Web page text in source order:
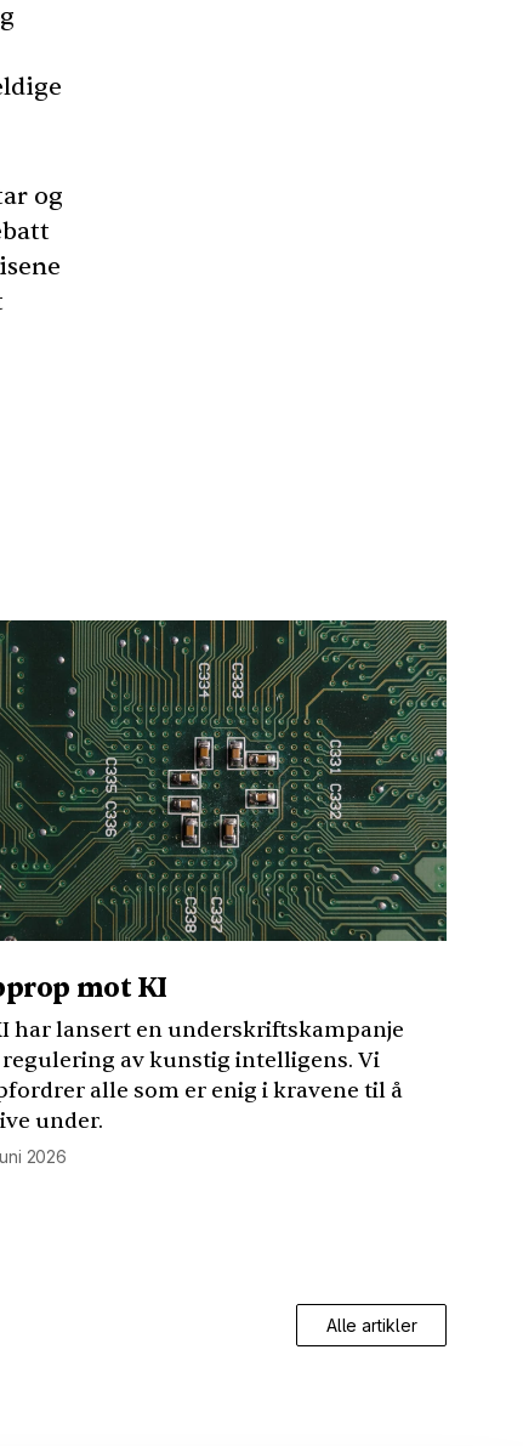
og
mot KI
har lansert en underskriftskampanje
av kunstig intelligens. Vi
alle som er enig i kravene til å
under.
2026
Alle artikler